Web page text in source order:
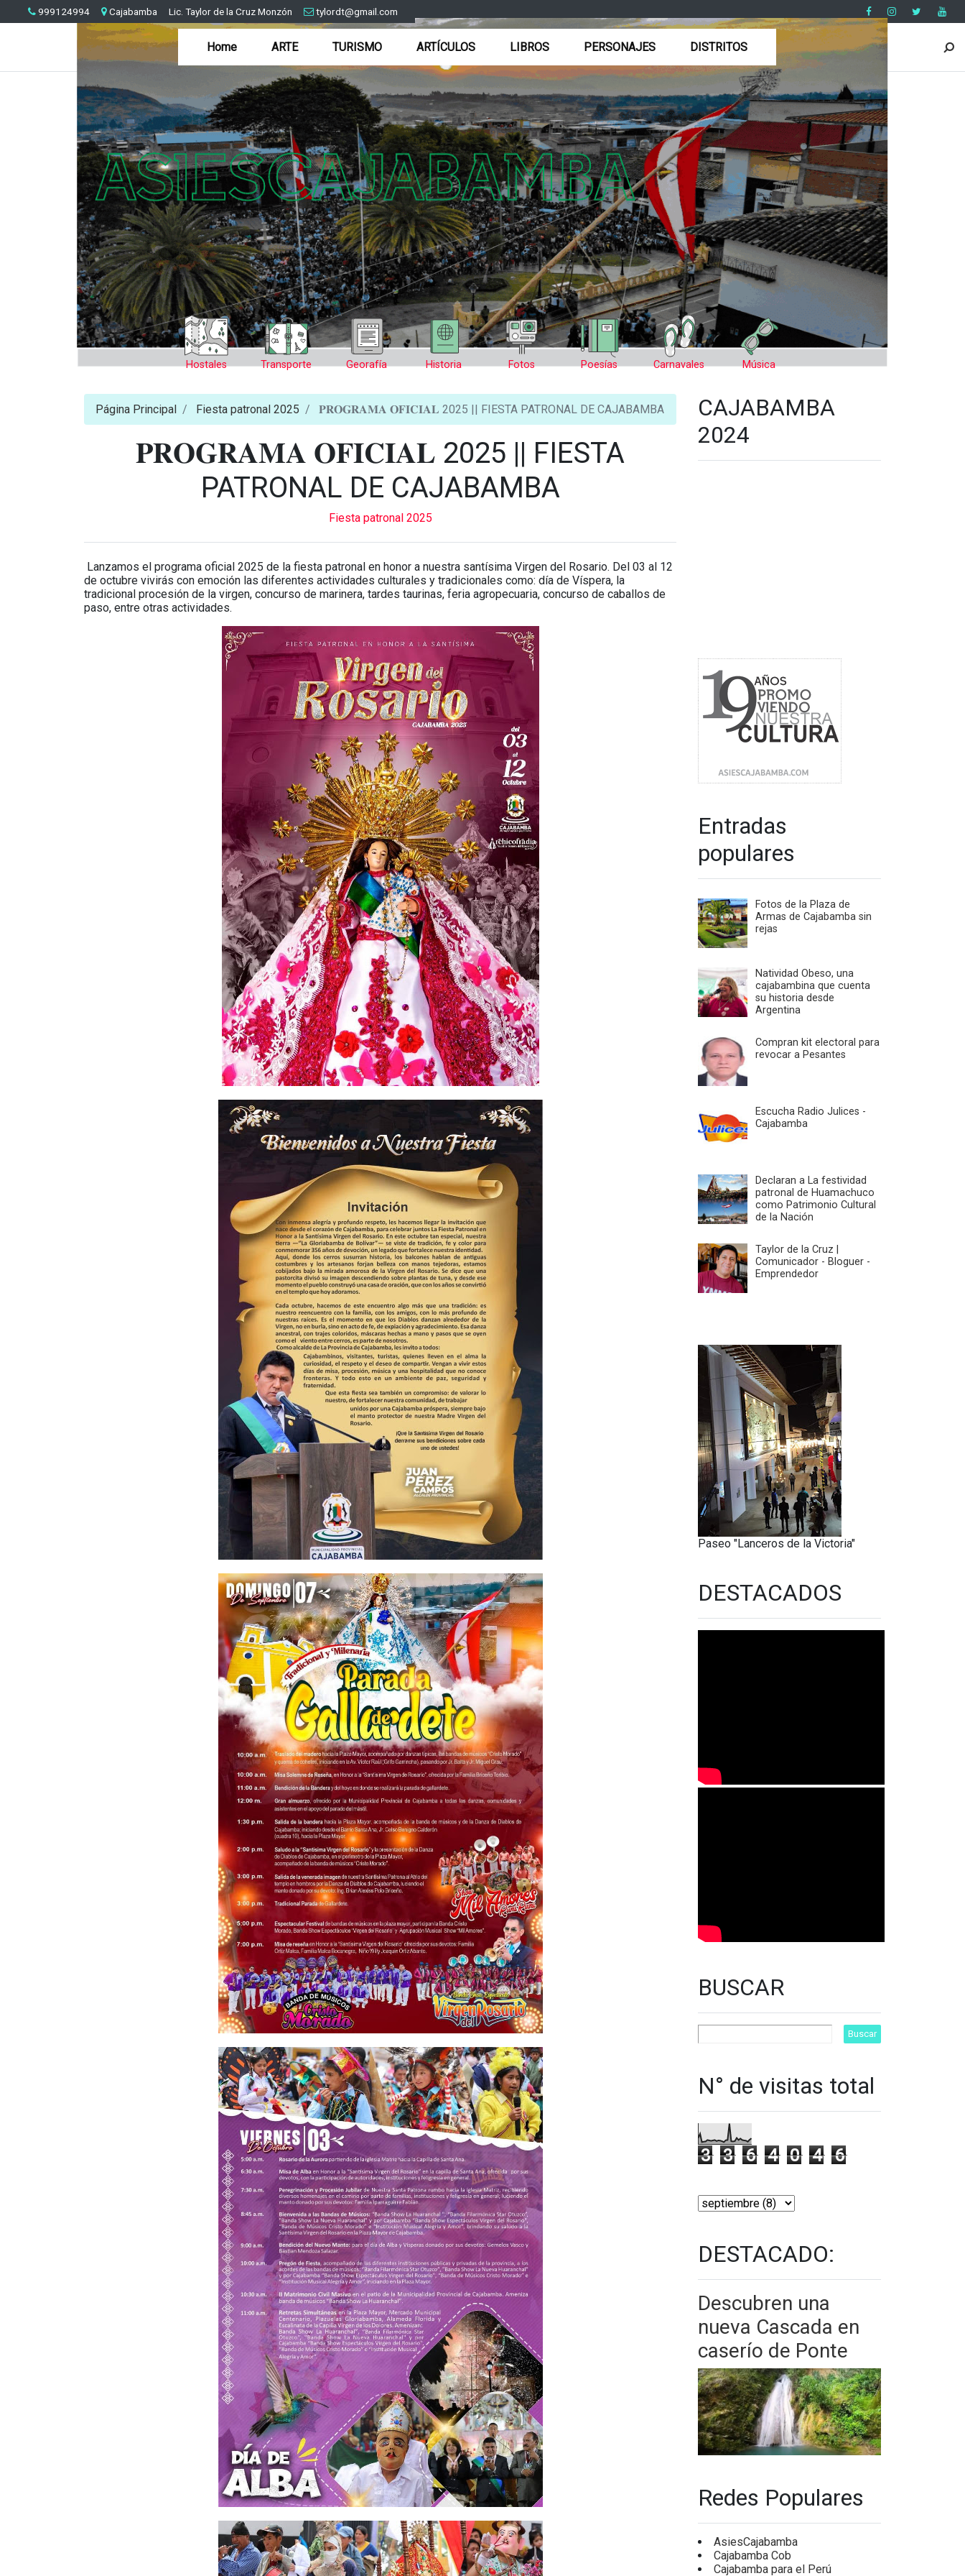
999124994 Cajabamba Lic. Taylor de la Cruz Monzón tylordt@gmail.com
Home ARTE TURISMO ARTÍCULOS LIBROS PERSONAJES DISTRITOS
Hostales Transporte Georafía Historia Fotos Poesías Carnavales Música
Página Principal Fiesta patronal 2025 𝐏𝐑𝐎𝐆𝐑𝐀𝐌𝐀 𝐎𝐅𝐈𝐂𝐈𝐀𝐋 2025 || FIESTA PATRONAL DE CAJABAMBA
𝐏𝐑𝐎𝐆𝐑𝐀𝐌𝐀 𝐎𝐅𝐈𝐂𝐈𝐀𝐋 2025 || FIESTA
PATRONAL DE CAJABAMBA
Fiesta patronal 2025
Lanzamos el programa oficial 2025 de la fiesta patronal en honor a nuestra santísima Virgen del Rosario. Del 03 al 12
de octubre vivirás con emoción las diferentes actividades culturales y tradicionales como: día de Víspera, la
tradicional procesión de la virgen, concurso de marinera, tardes taurinas, feria agropecuaria, concurso de caballos de
paso, entre otras actividades.
CAJABAMBA
2024
Entradas
populares
Fotos de la Plaza de
Armas de Cajabamba sin
rejas
Natividad Obeso, una
cajabambina que cuenta
su historia desde
Argentina
Compran kit electoral para
revocar a Pesantes
Escucha Radio Julices -
Cajabamba
Declaran a La festividad
patronal de Huamachuco
como Patrimonio Cultural
de la Nación
Taylor de la Cruz |
Comunicador - Bloguer -
Emprendedor
Paseo "Lanceros de la Victoria"
DESTACADOS
BUSCAR
N° de visitas total
3 3 6 4 0 4 6
DESTACADO:
Descubren una
nueva Cascada en
caserío de Ponte
Redes Populares
AsiesCajabamba
Cajabamba Cob
Cajabamba para el Perú